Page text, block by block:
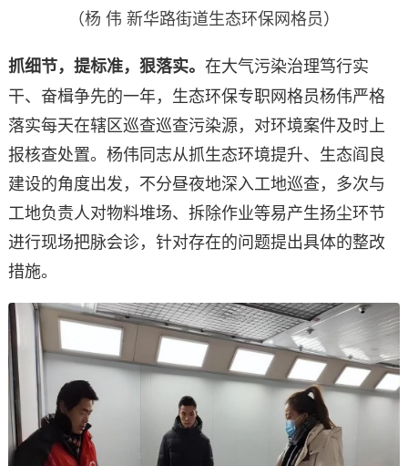
（杨 伟 新华路街道生态环保网格员）
抓细节，提标准，狠落实。 在大气污染治理笃行实
干、奋楫争先的一年，生态环保专职网格员杨伟严格
落实每天在辖区巡查巡查污染源，对环境案件及时上
报核查处置。杨伟同志从抓生态环境提升、生态阎良
建设的角度出发，不分昼夜地深入工地巡查，多次与
工地负责人对物料堆场、拆除作业等易产生扬尘环节
进行现场把脉会诊，针对存在的问题提出具体的整改
措施。